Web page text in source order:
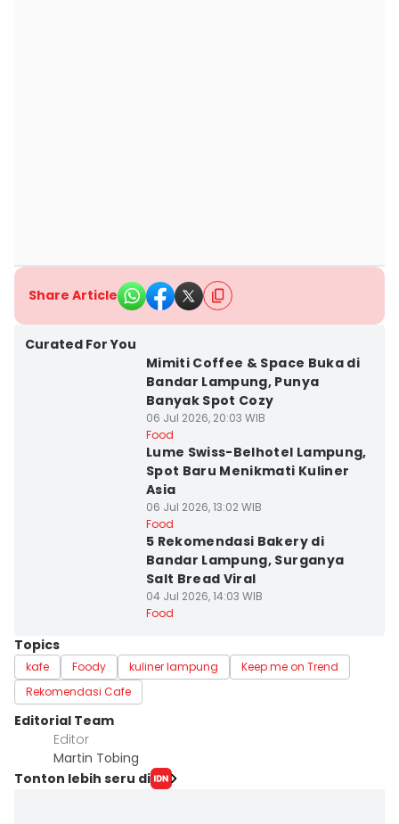
Share Article
Curated For You
Mimiti Coffee & Space Buka di
Bandar Lampung, Punya
Banyak Spot Cozy
06 Jul 2026, 20:03 WIB
Food
Lume Swiss-Belhotel Lampung,
Spot Baru Menikmati Kuliner
Asia
06 Jul 2026, 13:02 WIB
Food
5 Rekomendasi Bakery di
Bandar Lampung, Surganya
Salt Bread Viral
04 Jul 2026, 14:03 WIB
Food
Topics
kafe Foody kuliner lampung
Keep me on Trend
Rekomendasi Cafe
Editorial Team
Editor
Martin Tobing
Tonton lebih seru di